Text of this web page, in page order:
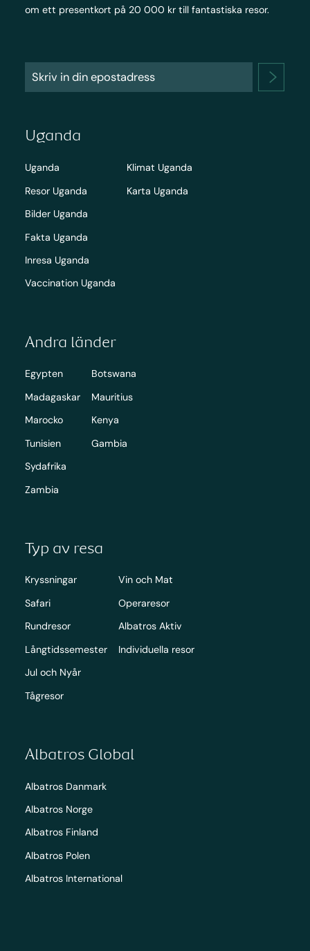
om ett presentkort på 20 000 kr till fantastiska resor.
Uganda
Uganda
Resor Uganda
Bilder Uganda
Fakta Uganda
Inresa Uganda
Vaccination Uganda
Klimat Uganda
Karta Uganda
Andra länder
Egypten
Madagaskar
Marocko
Tunisien
Sydafrika
Zambia
Botswana
Mauritius
Kenya
Gambia
Typ av resa
Kryssningar
Safari
Rundresor
Långtidssemester
Jul och Nyår
Tågresor
Vin och Mat
Operaresor
Albatros Aktiv
Individuella resor
Albatros Global
Albatros Danmark
Albatros Norge
Albatros Finland
Albatros Polen
Albatros International